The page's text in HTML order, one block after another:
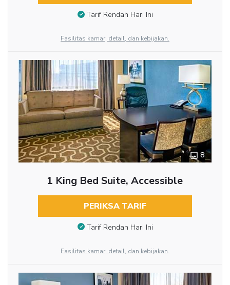
Tarif Rendah Hari Ini
Fasilitas kamar, detail, dan kebijakan.
8
1 King Bed Suite, Accessible
PERIKSA TARIF
Tarif Rendah Hari Ini
Fasilitas kamar, detail, dan kebijakan.